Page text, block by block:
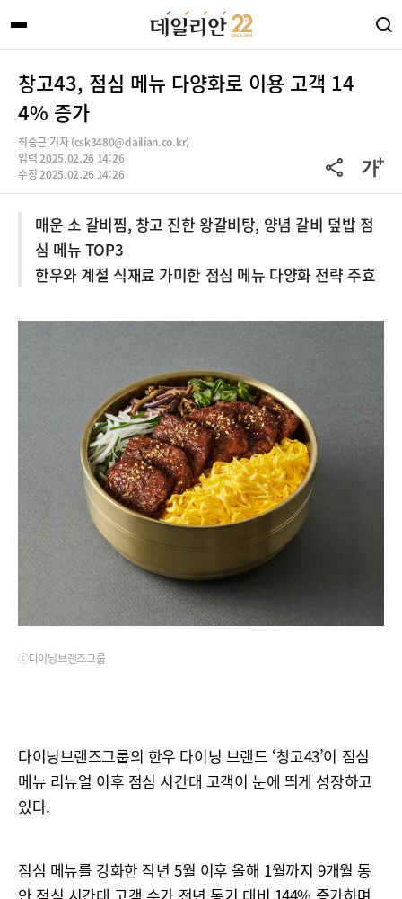
창고43, 점심 메뉴 다양화로 이용 고객 14
4% 증가
최승근 기자 (csk3480@dailian.co.kr)
입력 2025.02.26 14:26
수정 2025.02.26 14:26
매운 소 갈비찜, 창고 진한 왕갈비탕, 양념 갈비 덮밥 점
심 메뉴 TOP3
한우와 계절 식재료 가미한 점심 메뉴 다양화 전략 주효
ⓒ다이닝브랜즈그룹
다이닝브랜즈그룹의 한우 다이닝 브랜드 ‘창고43’이 점심
메뉴 리뉴얼 이후 점심 시간대 고객이 눈에 띄게 성장하고
있다.
점심 메뉴를 강화한 작년 5월 이후 올해 1월까지 9개월 동